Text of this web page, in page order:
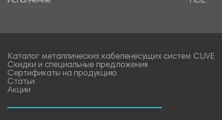
Каталог металлических кабеленесущих систем CLiVE
Скидки и специальные предложения
Сертификаты на продукцию
Статьи
Акции